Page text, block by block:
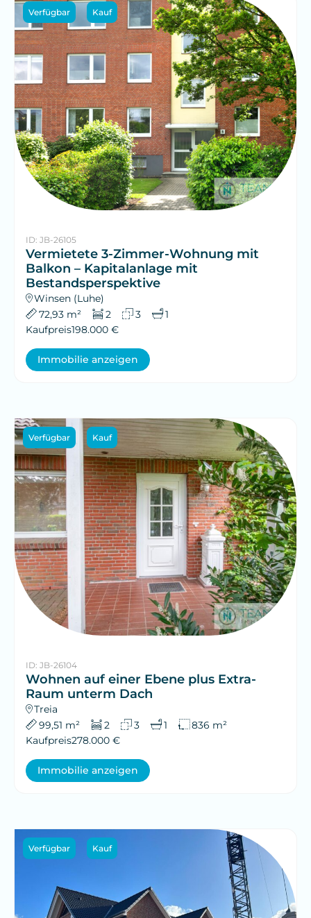
Verfügbar Kauf
ID: JB-26105
Vermietete 3-Zimmer-Wohnung mit
Balkon – Kapitalanlage mit
Bestandsperspektive
Winsen (Luhe)
72,93 m²
2 3
1
Kaufpreis198.000 €
Immobilie anzeigen
Verfügbar Kauf
ID: JB-26104
Wohnen auf einer Ebene plus Extra-
Raum unterm Dach
Treia
99,51 m²
2 3 1
836 m²
Kaufpreis278.000 €
Immobilie anzeigen
Verfügbar Kauf